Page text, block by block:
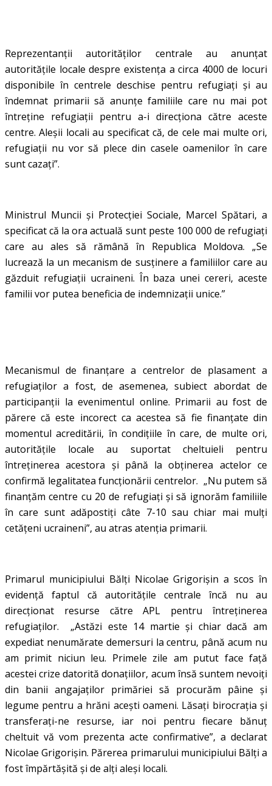
Reprezentanții autorităților centrale au anunțat
autoritățile locale despre existența a circa 4000 de locuri
disponibile în centrele deschise pentru refugiați și au
îndemnat primarii să anunțe familiile care nu mai pot
întreține refugiații pentru a-i direcționa către aceste
centre. Aleșii locali au specificat că, de cele mai multe ori,
refugiații nu vor să plece din casele oamenilor în care
sunt cazați”.
Ministrul Muncii și Protecției Sociale, Marcel Spătari, a
specificat că la ora actuală sunt peste 100 000 de refugiați
care au ales să rămână în Republica Moldova. „Se
lucrează la un mecanism de susținere a familiilor care au
găzduit refugiații ucraineni. În baza unei cereri, aceste
familii vor putea beneficia de indemnizații unice.”
Mecanismul de finanțare a centrelor de plasament a
refugiaților a fost, de asemenea, subiect abordat de
participanții la evenimentul online. Primarii au fost de
părere că este incorect ca acestea să fie finanțate din
momentul acreditării, în condițiile în care, de multe ori,
autoritățile locale au suportat cheltuieli pentru
întreținerea acestora și până la obținerea actelor ce
confirmă legalitatea funcționării centrelor. „Nu putem să
finanțăm centre cu 20 de refugiați și să ignorăm familiile
în care sunt adăpostiți câte 7-10 sau chiar mai mulți
cetățeni ucraineni”, au atras atenția primarii.
Primarul municipiului Bălți Nicolae Grigorișin a scos în
evidență faptul că autoritățile centrale încă nu au
direcționat resurse către APL pentru întreținerea
refugiaților. „Astăzi este 14 martie și chiar dacă am
expediat nenumărate demersuri la centru, până acum nu
am primit niciun leu. Primele zile am putut face față
acestei crize datorită donațiilor, acum însă suntem nevoiți
din banii angajaților primăriei să procurăm pâine și
legume pentru a hrăni acești oameni. Lăsați birocrația și
transferați-ne resurse, iar noi pentru fiecare bănuț
cheltuit vă vom prezenta acte confirmative”, a declarat
Nicolae Grigorișin. Părerea primarului municipiului Bălți a
fost împărtășită și de alți aleși locali.